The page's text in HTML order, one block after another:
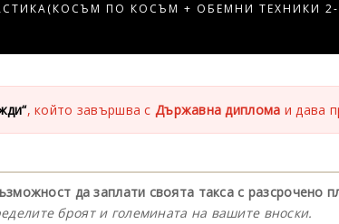
ПО КОСЪМ + ОБЕМНИ ТЕХНИКИ
, който завършва с Държавна диплома и дава
да заплати своята такса с разсрочено
броят и големината на вашите вноски.